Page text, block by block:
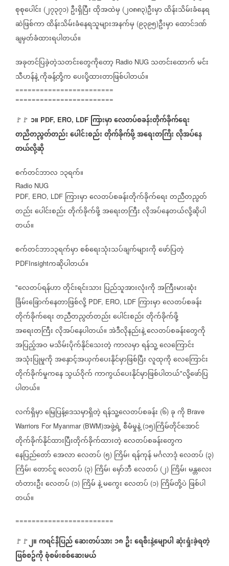
စုစုပေါင်း (၂၇၃၇၁) ဦးရှိပြီးထိုအထဲမှ (၂၀၈၈၃)ဦးမှာထိန်းသိမ်းခံနေရ
ဆဲဖြစ်ကာထိန်းသိမ်းခံနေရသူများအနက်မှ (၉၃၉၅)ဦးမှာထောင်ဒဏ်
ချမှတ်ခံထားရပါတယ်။
အခုတင်ပြခဲ့တဲ့သတင်းတွေကိုတော့ Radio NUG သတင်းထောက်မင်း
သီဟန်နဲ့ကိုခန့်တို့ကပေးပို့ထားတာဖြစ်ပါတယ်။
========================
========================
🚩🚩 ၁။ PDF, ERO, LDF ကြားမှာလေတပ်စခန်းတိုက်ခိုက်ရေး
တညီတညွတ်တည်းပေါင်းစည်းတိုက်ခိုက်ဖို့အရေးတကြီးလိုအပ်နေ
တယ်လို့ဆို
စက်တင်ဘာလ ၁၃ရက်။
Radio NUG
PDF, ERO, LDF ကြားမှာလေတပ်စခန်းတိုက်ခိုက်ရေးတညီတညွတ်
တည်းပေါင်းစည်းတိုက်ခိုက်ဖို့အရေးတကြီးလိုအပ်နေတယ်လို့ဆိုပါ
တယ်။
စက်တင်ဘာ၁၃ရက်မှာစစ်ရေးသုံးသပ်ချက်များကိုဖော်ပြတဲ့
PDFInsightကဆိုပါတယ်။
"လေတပ်ရန်ဟာတိုင်းရင်းသား ပြည်သူအားလုံးကိုအကြီးမားဆုံး
ခြိမ်းခြောက်နေတာဖြစ်လို့ PDF, ERO, LDF ကြားမှာလေတပ်စခန်း
တိုက်ခိုက်ရေးတညီတညွတ်တည်းပေါင်းစည်းတိုက်ခိုက်ဖို့
အရေးတကြီးလိုအပ်နေပါတယ်။အဲဒီလိုနည်းနဲ့လေတပ်စခန်းတွေကို
အပြည့်အဝမသိမ်းပိုက်နိုင်သေးတဲ့ကာလမှာရန်သူ့လေကြောင်း
အသုံးပြုမှုကိုအနှောင့်အယှက်ပေးနိုင်မှာဖြစ်ပြီးလူထုကိုလေကြောင်း
တိုက်ခိုက်မှုကနေသွယ်ဝိုက်ကာကွယ်ပေးနိုင်မှာဖြစ်ပါတယ်"လို့ဖော်ပြ
ပါတယ်။
လက်ရှိမှာမြေပြန့်ဒေသမှာရှိတဲ့ရန်သူ့လေတပ်စခန်း (၆) ခုကို Brave
Warriors For Myanmar (BWM)အဖွဲ့ရဲ့စီမံမှုနဲ့ (၁၅)ကြိမ်တိုင်အောင်
တိုက်ခိုက်နိုင်ထားပြီးတိုက်ခိုက်ထားတဲ့လေတပ်စခန်းတွေက
နေပြည်တော်အေလာလေတပ် (၅) ကြိမ်၊ရန်ကုန်မင်္ဂလာဒုံလေတပ် (၃)
ကြိမ်၊တောင်ငူလေတပ် (၃) ကြိမ်၊မှော်ဘီလေတပ် (၂) ကြိမ်၊မန္တလေး
တံတားဦးလေတပ် (၁) ကြိမ်နဲ့မကွေးလေတပ် (၁) ကြိမ်တို့ပဲ ဖြစ်ပါ
တယ်။
========================
🚩🚩၂။ကရင်နီပြည်ဆေးတပ်သား၁၈ ဦးရေစီးနဲ့မျောပါဆုံးရှုံးခဲ့ရတဲ့
ဖြစ်စဥ်ကိုစုံစမ်းစစ်ဆေးမယ်